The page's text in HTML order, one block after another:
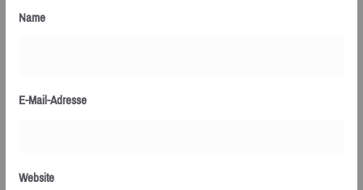
Name
E-Mail-Adresse
Website